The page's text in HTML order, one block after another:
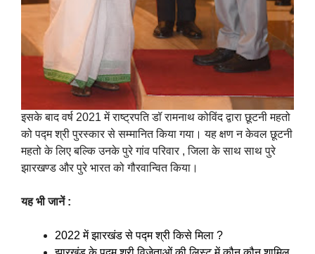
इसके बाद वर्ष 2021 में राष्ट्रपति डॉ रामनाथ कोविंद द्वारा छूटनी महतो
को पद्म श्री पुरस्कार से सम्मानित किया गया। यह क्षण न केवल छूटनी
महतो के लिए बल्कि उनके पुरे गांव परिवार , जिला के साथ साथ पुरे
झारखण्ड और पुरे भारत को गौरवान्वित किया।
यह भी जानें :
2022 में झारखंड से पद्म श्री किसे मिला ?